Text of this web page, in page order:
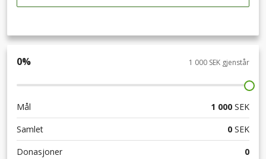
0% 1 000 SEK gjenstår
Mål 1 000 SEK
Samlet
0 SEK
Donasjoner
0